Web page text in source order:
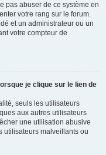
pas abuser de ce système en
votre rang sur le forum.
et un administrateur ou un
votre compteur de
je clique sur le lien de
seuls les utilisateurs
aux autres utilisateurs
une utilisation abusive
utilisateurs malveillants ou